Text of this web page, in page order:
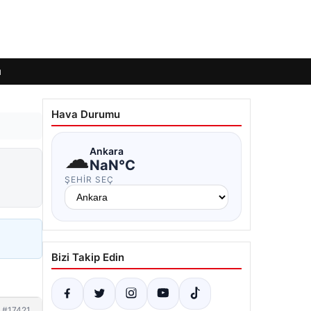
Hava Durumu
☁Ankara
NaN°C
ŞEHIR SEÇ
Bizi Takip Edin